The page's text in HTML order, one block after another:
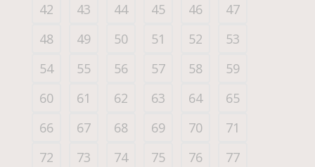
42
43 44 45 46
47
48
49 50 51 52
53
54
55 56 57 58
59
60
61 62 63 64
65
66
67 68 69 70
71
72
73 74 75 76
77